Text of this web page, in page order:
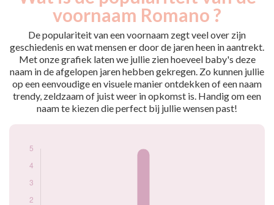
voornaam Romano ?
De populariteit van een voornaam zegt veel over zijn
geschiedenis en wat mensen er door de jaren heen in aantrekt.
Met onze grafiek laten we jullie zien hoeveel baby's deze
naam in de afgelopen jaren hebben gekregen. Zo kunnen jullie
op een eenvoudige en visuele manier ontdekken of een naam
trendy, zeldzaam of juist weer in opkomst is. Handig om een
naam te kiezen die perfect bij jullie wensen past!
Popularité du
prénom Romano
par année
nés